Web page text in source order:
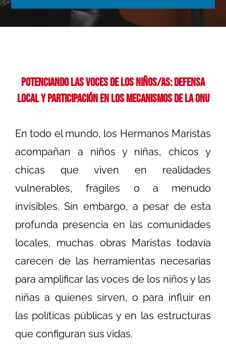
Potenciando las Voces de los Niños/as: Defensa
Local y Participación en los Mecanismos de la ONU
En todo el mundo, los Hermanos Maristas
acompañan a niños y niñas, chicos y
chicas que viven en realidades
vulnerables, frágiles o a menudo
invisibles. Sin embargo, a pesar de esta
profunda presencia en las comunidades
locales, muchas obras Maristas todavía
carecen de las herramientas necesarias
para amplificar las voces de los niños y las
niñas a quienes sirven, o para influir en
las políticas públicas y en las estructuras
que configuran sus vidas.